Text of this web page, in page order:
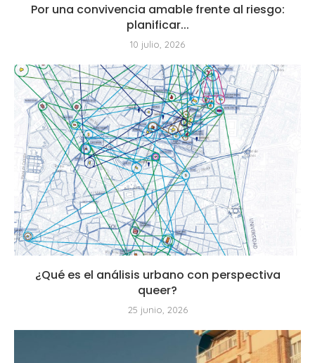
Por una convivencia amable frente al riesgo:
planificar...
10 julio, 2026
¿Qué es el análisis urbano con perspectiva
queer?
25 junio, 2026